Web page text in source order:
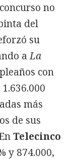
no
del
su
aLa
con
más
de sus
Telecinco
y 874.000,